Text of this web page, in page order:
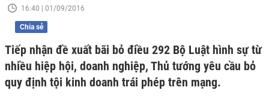
16:40 | 01/09/2016
Chia sẻ
Tiếp nhận đề xuất bãi bỏ điều 292 Bộ Luật hình sự từ
nhiều hiệp hội, doanh nghiệp, Thủ tướng yêu cầu bỏ
quy định tội kinh doanh trái phép trên mạng.